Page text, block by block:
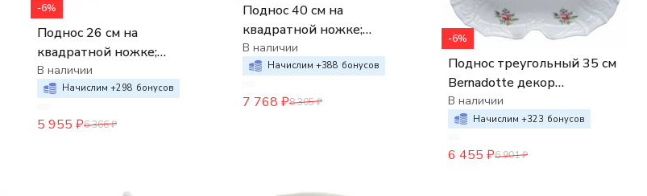
-6%
Поднос 26 см на
квадратной ножке;
"Bernadotte", декор
"Мейсенский букет",
В наличии
Начислим +298 бонусов
5 955 ₽6 366₽
Поднос 40 см на
квадратной ножке;
"Bernadotte", декор
"Мейсенский букет",
В наличии
Начислим +388 бонусов
7 768 ₽8 305₽
-6%
Поднос треугольный 35 см
Bernadotte декор
Мейсенский букет
В наличии
Начислим +323 бонусов
6 455 ₽6 901₽